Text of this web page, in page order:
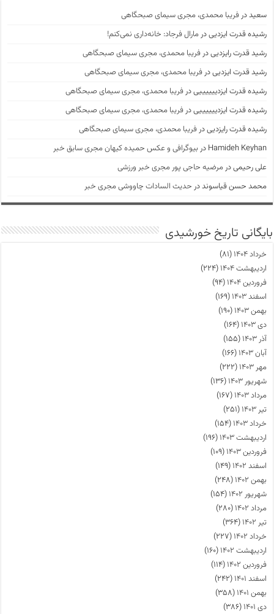
سعیددرفریبا محمدی، مجری سیمای صبحگاهی
رشیده قدرت ایزدییدرمارال فرجاد: خانه‌داری نمی‌کنم!
رشید قدرت رایزدییدرفریبا محمدی، مجری سیمای صبحگاهی
رشید قدرت ایزدییدرفریبا محمدی، مجری سیمای صبحگاهی
رشیده قدرت ایزدیییییییدرفریبا محمدی، مجری سیمای صبحگاهی
رشیده قدرت ایزدیییییییدرفریبا محمدی، مجری سیمای صبحگاهی
رشیده قدرت رایزدییدرفریبا محمدی، مجری سیمای صبحگاهی
Hamideh Keyhan در بیوگرافی و عکس حمیده کیهان مجری سابق خبر
علی رحیمیدرمرضیه حاجی پور مجری خبر ورزشی
محمد حسن قیاسونددر حدیث السادات چاووشی مجری خبر
بایگانی تاریخ خورشیدی
خرداد ۱۴۰۴
(۸۱)
اردیبهشت ۱۴۰۴
(۲۲۴)
فروردین ۱۴۰۴
(۹۴)
اسفند ۱۴۰۳
(۱۶۹)
بهمن ۱۴۰۳
(۱۹۰)
دی ۱۴۰۳
(۱۶۴)
آذر ۱۴۰۳
(۱۵۵)
آبان ۱۴۰۳
(۱۶۶)
مهر ۱۴۰۳
(۲۲۲)
شهریور ۱۴۰۳
(۱۳۶)
مرداد ۱۴۰۳
(۱۶۷)
تیر ۱۴۰۳
(۲۵۱)
خرداد ۱۴۰۳
(۱۵۴)
اردیبهشت ۱۴۰۳
(۱۹۶)
فروردین ۱۴۰۳
(۱۰۹)
اسفند ۱۴۰۲
(۱۴۹)
بهمن ۱۴۰۲
(۲۴۸)
شهریور ۱۴۰۲
(۱۵۴)
مرداد ۱۴۰۲
(۲۸۰)
تیر ۱۴۰۲
(۳۶۴)
خرداد ۱۴۰۲
(۲۲۷)
اردیبهشت ۱۴۰۲
(۱۶۰)
فروردین ۱۴۰۲
(۱۱۴)
اسفند ۱۴۰۱
(۲۴۲)
بهمن ۱۴۰۱
(۳۵۸)
دی ۱۴۰۱
(۳۸۶)